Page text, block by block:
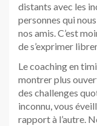
distants avec les
personnes qui
nos amis. C’est
de s’exprimer
Le coaching en
montrer plus
des challenges
inconnu, vous
rapport à l’autre.